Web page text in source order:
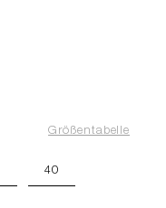
Größentabelle
40